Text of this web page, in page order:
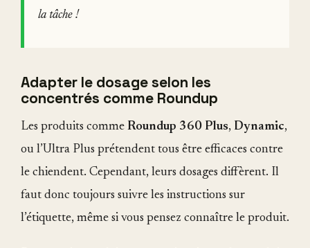
la tâche !
Adapter le dosage selon les
concentrés comme Roundup
Les produits comme Roundup 360 Plus, Dynamic,
ou l’Ultra Plus prétendent tous être efficaces contre
le chiendent. Cependant, leurs dosages diffèrent. Il
faut donc toujours suivre les instructions sur
l’étiquette, même si vous pensez connaître le produit.